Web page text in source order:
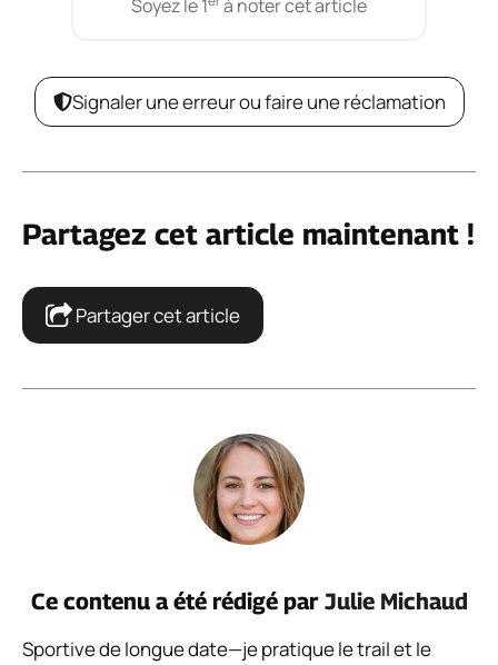
Soyez le 1 à noter cet article
Signaler une erreur ou faire une réclamation
Partagez cet article maintenant !
Partager cet article
Ce contenu a été rédigé par Julie Michaud
Sportive de longue date—je pratique le trail et le